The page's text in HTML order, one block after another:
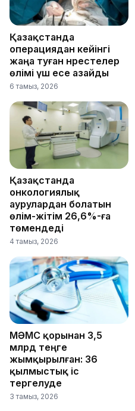
Қазақстанда
операциядан кейінгі
жаңа туған нәрестелер
өлімі үш есе азайды
6 тамыз, 2026
Қазақстанда
онкологиялық
аурулардан болатын
өлім-жітім 26,6%-ға
төмендеді
4 тамыз, 2026
МӘМС қорынан 3,5
млрд теңге
жымқырылған: 36
қылмыстық іс
тергелуде
3 тамыз, 2026